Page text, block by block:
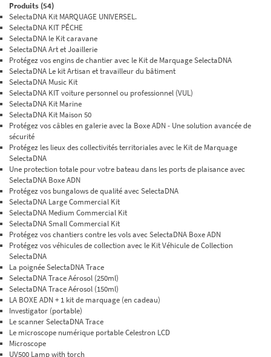
Produits (54)
SelectaDNA Kit MARQUAGE UNIVERSEL.
SelectaDNA KIT PÊCHE
SelectaDNA le Kit caravane
SelectaDNA Art et Joaillerie
Protégez vos engins de chantier avec le Kit de Marquage SelectaDNA
SelectaDNA Le kit Artisan et travailleur du bâtiment
SelectaDNA Music Kit
SelectaDNA KIT voiture personnel ou professionnel (VUL)
SelectaDNA Kit Marine
SelectaDNA Kit Maison 50
Protégez vos câbles en galerie avec la Boxe ADN - Une solution avancée de
sécurité
Protégez les lieux des collectivités territoriales avec le Kit de Marquage
SelectaDNA
Une protection totale pour votre bateau dans les ports de plaisance avec
SelectaDNA Boxe ADN
Protégez vos bungalows de qualité avec SelectaDNA
SelectaDNA Large Commercial Kit
SelectaDNA Medium Commercial Kit
SelectaDNA Small Commercial Kit
Protégez vos chantiers contre les vols avec SelectaDNA Boxe ADN
Protégez vos véhicules de collection avec le Kit Véhicule de Collection
SelectaDNA
La poignée SelectaDNA Trace
SelectaDNA Trace Aérosol (250ml)
SelectaDNA Trace Aérosol (150ml)
LA BOXE ADN + 1 kit de marquage (en cadeau)
Investigator (portable)
Le scanner SelectaDNA Trace
Le microscope numérique portable Celestron LCD
Microscope
UV500 Lamp with torch